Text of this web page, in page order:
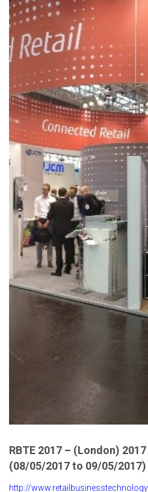
RBTE 2017 – (London) 2017
(08/05/2017 to 09/05/2017)
http://